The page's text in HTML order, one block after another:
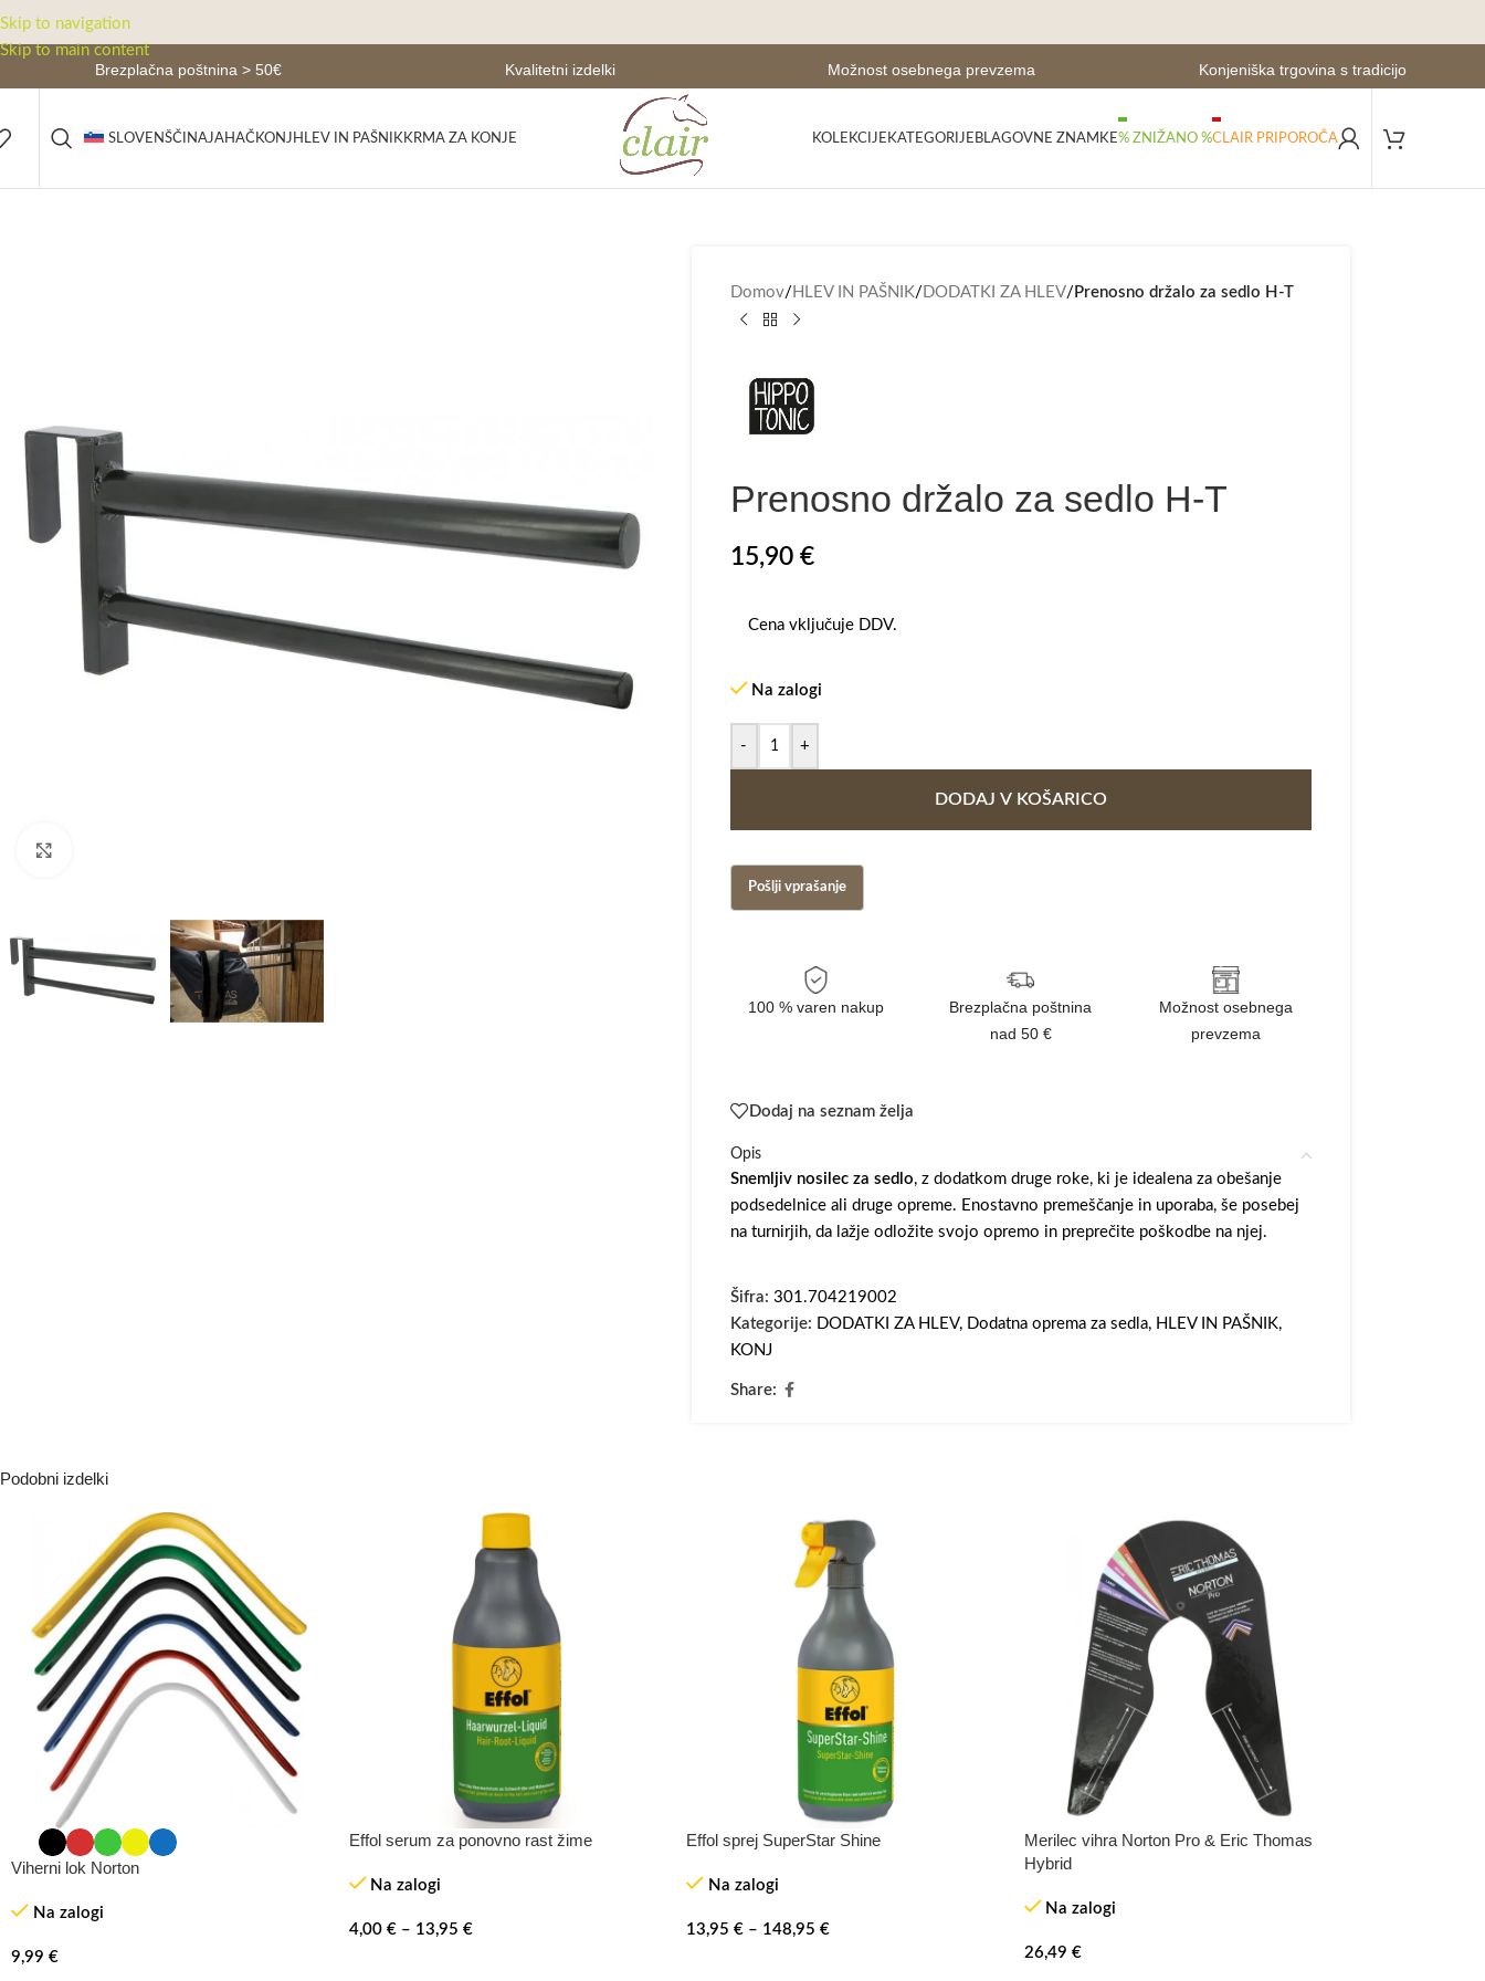
Skip to navigation
Skip to main content
Brezplačna poštnina > 50€ Kvalitetni izdelki Možnost osebnega prevzema Konjeniška trgovina s tradicijo
SLOVENŠČINAJAHAČKONJ HLEV IN PAŠNIK KRMA ZA KONJE KOLEKCIJE KATEGORIJE BLAGOVNE ZNAMKE% ZNIŽANO %CLAIR PRIPOROČA
Domov/ HLEV IN PAŠNIK/ DODATKI ZA HLEV/ Prenosno držalo za sedlo H-T
Prenosno držalo za sedlo H-T
15,90 €
Cena vključuje DDV.
Na zalogi
- +
DODAJ V KOŠARICO
100 % varen nakup
Brezplačna poštnina
nad 50 €
Možnost osebnega
prevzema
Dodaj na seznam želja
Opis
Snemljiv nosilec za sedlo, z dodatkom druge roke, ki je idealena za obešanje
podsedelnice ali druge opreme. Enostavno premeščanje in uporaba, še posebej
na turnirjih, da lažje odložite svojo opremo in preprečite poškodbe na njej.
Šifra: 301.704219002
Kategorije: DODATKI ZA HLEV, Dodatna oprema za sedla, HLEV IN PAŠNIK,
KONJ
Share:
Podobni izdelki
Viherni lok Norton
Na zalogi
9,99 €
Effol serum za ponovno rast žime
Na zalogi
4,00 € – 13,95 €
Effol sprej SuperStar Shine
Na zalogi
13,95 € – 148,95 €
Merilec vihra Norton Pro & Eric Thomas
Hybrid
Na zalogi
26,49 €